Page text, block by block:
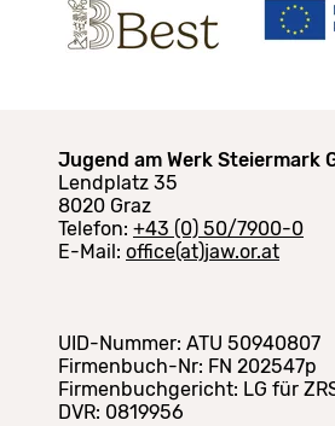
Jugend am Werk Steiermark
Lendplatz 35
8020 Graz
Telefon: +43 (0) 50/7900-0
E-Mail: office(at)jaw.or.at
UID-Nummer: ATU 50940807
Firmenbuch-Nr: FN 202547p
Firmenbuchgericht: LG für
DVR: 0819956